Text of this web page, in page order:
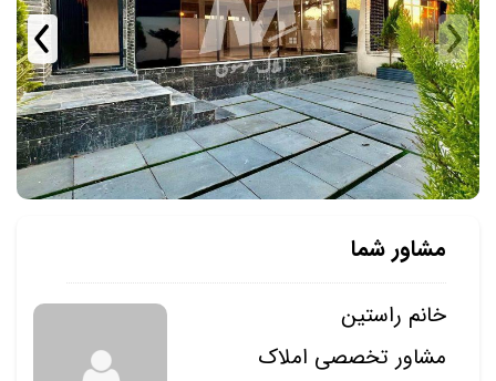
مشاور شما
خانم راستین
مشاور تخصصی املاک